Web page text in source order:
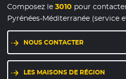
Composez le3010 pour
Pyrénées-Méditerranée (service
NOUS CONTACTER
LES MAISONS DE RÉGION